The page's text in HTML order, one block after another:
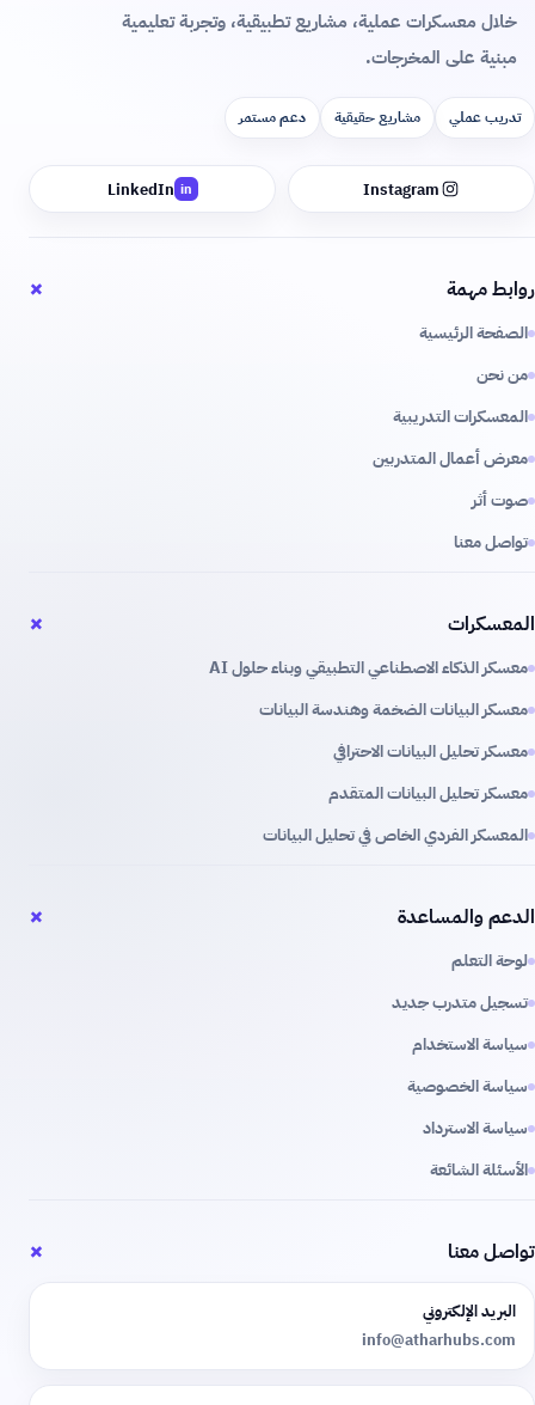
خلال معسكرات عملية، مشاريع تطبيقية، وتجربة تعليمية
مبنية على المخرجات.
تدريب عملي مشاريع حقيقية دعم مستمر
Instagram
in
LinkedIn
روابط مهمة +
الصفحة الرئيسية
من نحن
المعسكرات التدريبية
معرض أعمال المتدربين
صوت أثر
تواصل معنا
المعسكرات +
معسكر الذكاء الاصطناعي التطبيقي وبناء حلول AI
معسكر البيانات الضخمة وهندسة البيانات
معسكر تحليل البيانات الاحترافي
معسكر تحليل البيانات المتقدم
المعسكر الفردي الخاص في تحليل البيانات
الدعم والمساعدة +
لوحة التعلم
تسجيل متدرب جديد
سياسة الاستخدام
سياسة الخصوصية
سياسة الاسترداد
الأسئلة الشائعة
تواصل معنا +
البريد الإلكتروني
info@atharhubs.com